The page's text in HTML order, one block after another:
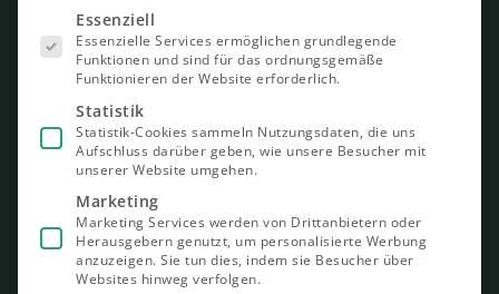
Es folgt
eine Liste
der Service-
Gruppen,
für die eine
Einwilligung
erteilt
werden
kann. Die
erste
Service-
Gruppe ist
essenziell
und kann
nicht
abgewählt
Essenziell
Essenzielle Services ermöglichen grundlegende
Funktionen und sind für das ordnungsgemäße
Funktionieren der Website erforderlich.
Statistik
Statistik-Cookies sammeln Nutzungsdaten, die uns
Aufschluss darüber geben, wie unsere Besucher mit
unserer Website umgehen.
Marketing
Marketing Services werden von Drittanbietern oder
Herausgebern genutzt, um personalisierte Werbung
anzuzeigen. Sie tun dies, indem sie Besucher über
Websites hinweg verfolgen.